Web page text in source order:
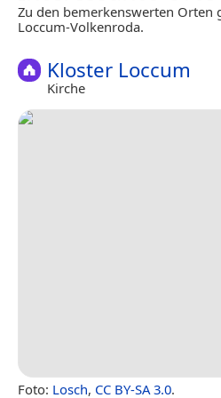
Zu den bemerkenswerten Orten
Loccum-Volkenroda.
Kloster Loccum
Kirche
Foto: Losch, CC BY-SA 3.0.